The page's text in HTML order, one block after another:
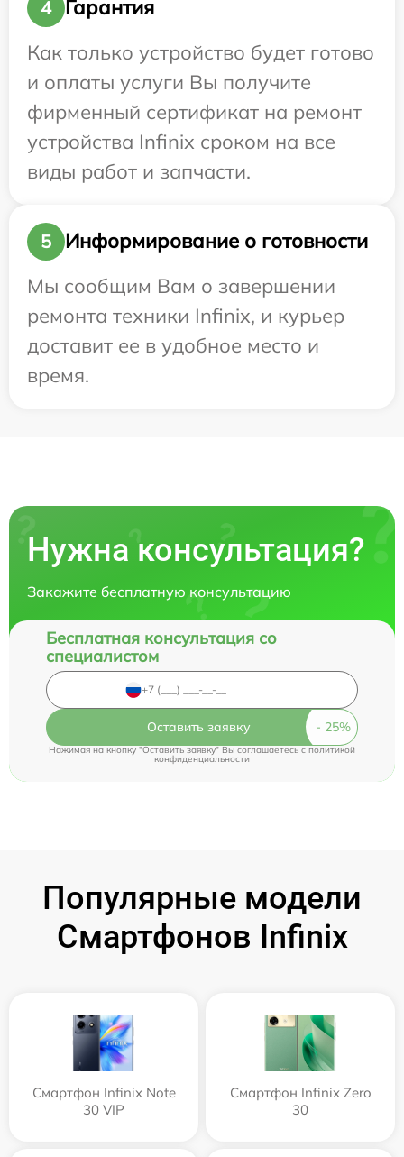
4
Гарантия
Как только устройство будет готово
и оплаты услуги Вы получите
фирменный сертификат на ремонт
устройства Infinix сроком на все
виды работ и запчасти.
5
Информирование о готовности
Мы сообщим Вам о завершении
ремонта техники Infinix, и курьер
доставит ее в удобное место и
время.
Нужна консультация?
Закажите бесплатную консультацию
Бесплатная консультация со
специалистом
Оставить заявку
Нажимая на кнопку "Оставить заявку" Вы соглашаетесь cполитикой
конфиденциальности
Популярные модели
Смартфонов Infinix
Смартфон Infinix Note
30 VIP
Смартфон Infinix Zero
30